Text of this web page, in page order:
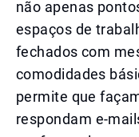
não apenas
espaços de
fechados com
comodidades
permite que
respondam e-